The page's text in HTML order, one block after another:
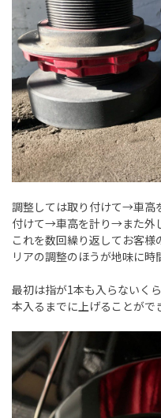
調整しては取り付けて→車高
付けて→車高を計り→また外
これを数回繰り返してお客様
リアの調整のほうが地味に時
最初は指が1本も入らないく
本入るまでに上げることがで